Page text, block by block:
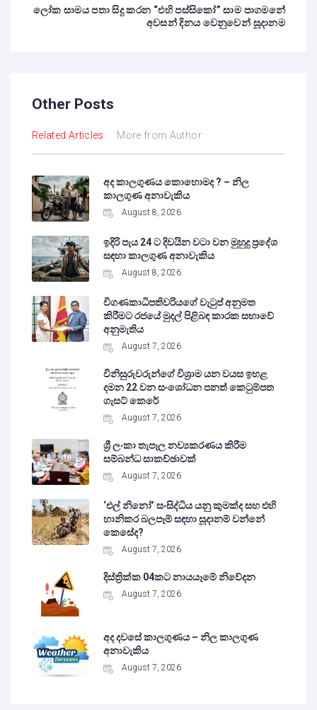
ලෝක සාමය පතා සිදු කරන “එහි පස්සිකෝ” සාම පාගමනේ
අවසන් දිනය වෙනුවෙන් සූදානම
Other Posts
Related Articles More from Author
අද කාලගුණය කොහොමද ? – නිල
කාලගුණ අනාවැකිය
August 8, 2026
ඉදිරි පැය 24 ට දිවයින වටා වන මුහුදු ප්‍රදේශ
සඳහා කාලගුණ අනාවැකිය
August 8, 2026
විගණකාධිපතිවරියගේ වැටුප් අනුමත
කිරීමට රජයේ මුදල් පිළිබඳ කාරක සභාවේ
අනුමැතිය
August 7, 2026
විනිසුරුවරුන්ගේ විශ්‍රාම යන වයස ඉහළ
දමන 22 වන සංශෝධන පනත් කෙටුම්පත
ගැසට් කෙරේ
August 7, 2026
ශ්‍රී ලංකා තැපෑල නව්‍යකරණය කිරීම
සම්බන්ධ සාකච්ඡාවක්
August 7, 2026
‘එල් නිනෝ’ සංසිද්ධිය යනු කුමක්ද සහ එහි
හානිකර බලපෑම් සඳහා සූදානම් වන්නේ
කෙසේද?
August 7, 2026
දිස්ත්‍රික්ක 04කට නායයෑමේ නිවේදන
August 7, 2026
අද දවසේ කාලගුණය – නිල කාලගුණ
අනාවැකිය
August 7, 2026